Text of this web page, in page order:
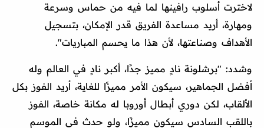
لاخترت أسلوب رافينها لما فيه من حماس وسرعة
ومهارة، أريد مساعدة الفريق قدر الإمكان، بتسجيل
الأهداف وصناعتها، لأن هذا ما يحسم المباريات".
وشدد: "برشلونة نادٍ مميز جدًا، أكبر نادٍ في العالم وله
أفضل الجماهير، سيكون الأمر مميزًا للغاية، أريد الفوز بكل
الألقاب، لكن دوري أبطال أوروبا له مكانة خاصة، الفوز
باللقب السادس سيكون مميزًا، ولو حدث في الموسم